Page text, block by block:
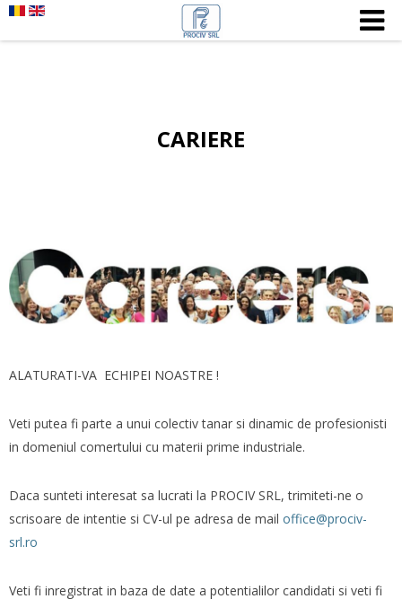
CARIERE
ALATURATI-VA ECHIPEI NOASTRE !
Veti putea fi parte a unui colectiv tanar si dinamic de profesionisti
in domeniul comertului cu materii prime industriale.
Daca sunteti interesat sa lucrati la PROCIV SRL, trimiteti-ne o
scrisoare de intentie si CV-ul pe adresa de mail office@prociv-
srl.ro
Veti fi inregistrat in baza de date a potentialilor candidati si veti fi